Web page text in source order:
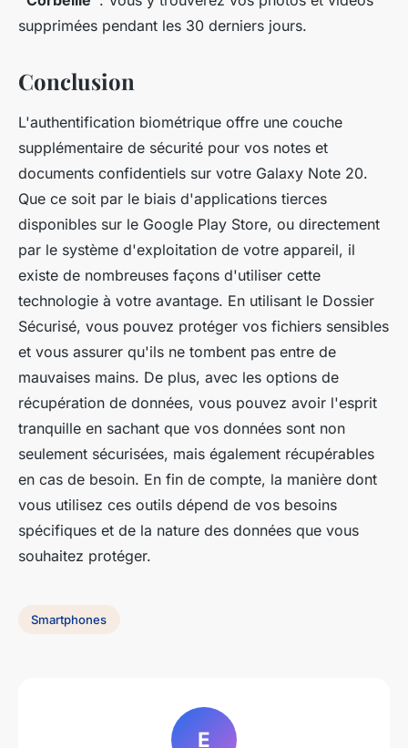
supprimées pendant les 30 derniers jours.
Conclusion
L'authentification biométrique offre une couche
supplémentaire de sécurité pour vos notes et
documents confidentiels sur votre Galaxy Note 20.
Que ce soit par le biais d'applications tierces
disponibles sur le Google Play Store, ou directement
par le système d'exploitation de votre appareil, il
existe de nombreuses façons d'utiliser cette
technologie à votre avantage. En utilisant le Dossier
Sécurisé, vous pouvez protéger vos fichiers sensibles
et vous assurer qu'ils ne tombent pas entre de
mauvaises mains. De plus, avec les options de
récupération de données, vous pouvez avoir l'esprit
tranquille en sachant que vos données sont non
seulement sécurisées, mais également récupérables
en cas de besoin. En fin de compte, la manière dont
vous utilisez ces outils dépend de vos besoins
spécifiques et de la nature des données que vous
souhaitez protéger.
Smartphones
E